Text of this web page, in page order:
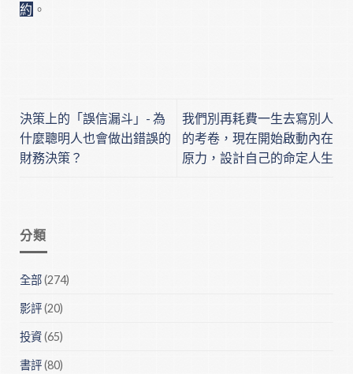
約 。
決策上的「誤信漏斗」- 為
什麼聰明人也會做出錯誤的
財務決策？
我們別再耗費一生去寫別人
的考卷，現在開始啟動內在
原力，設計自己的命定人生
分類
全部(274)
影評(20)
投資(65)
書評(80)